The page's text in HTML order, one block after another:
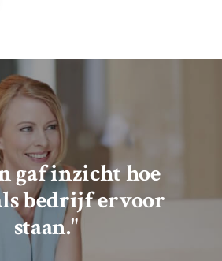
gaf inzicht hoe
bedrijf ervoor
staan."